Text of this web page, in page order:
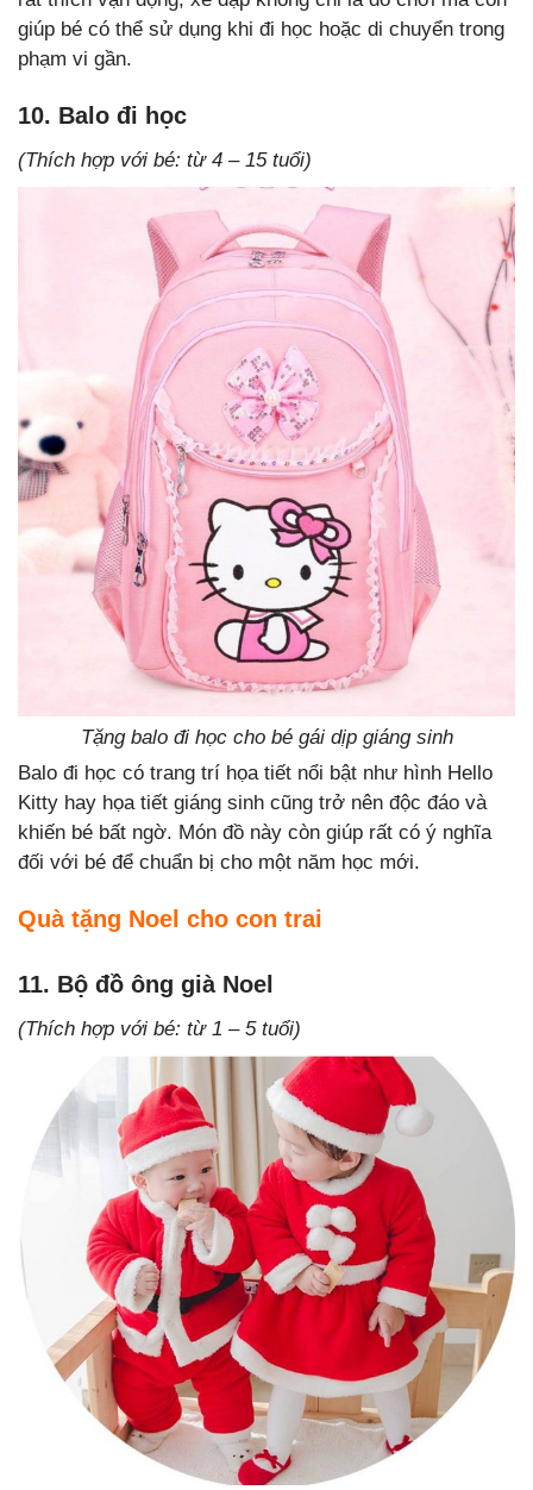
giúp bé có thể sử dụng khi đi học hoặc di chuyển trong
phạm vi gần.
10. Balo đi học
(Thích hợp với bé: từ 4 – 15 tuổi)
Tặng balo đi học cho bé gái dịp giáng sinh
Balo đi học có trang trí họa tiết nổi bật như hình Hello
Kitty hay họa tiết giáng sinh cũng trở nên độc đáo và
khiến bé bất ngờ. Món đồ này còn giúp rất có ý nghĩa
đối với bé để chuẩn bị cho một năm học mới.
Quà tặng Noel cho con trai
11. Bộ đồ ông già Noel
(Thích hợp với bé: từ 1 – 5 tuổi)